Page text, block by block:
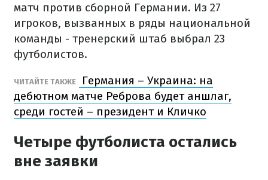
матч против сборной Германии. Из 27
игроков, вызванных в ряды национальной
команды - тренерский штаб выбрал 23
футболистов.
ЧИТАЙТЕ ТАКЖЕ
Германия – Украина: на
дебютном матче Реброва будет аншлаг,
среди гостей – президент и Кличко
Четыре футболиста остались
вне заявки